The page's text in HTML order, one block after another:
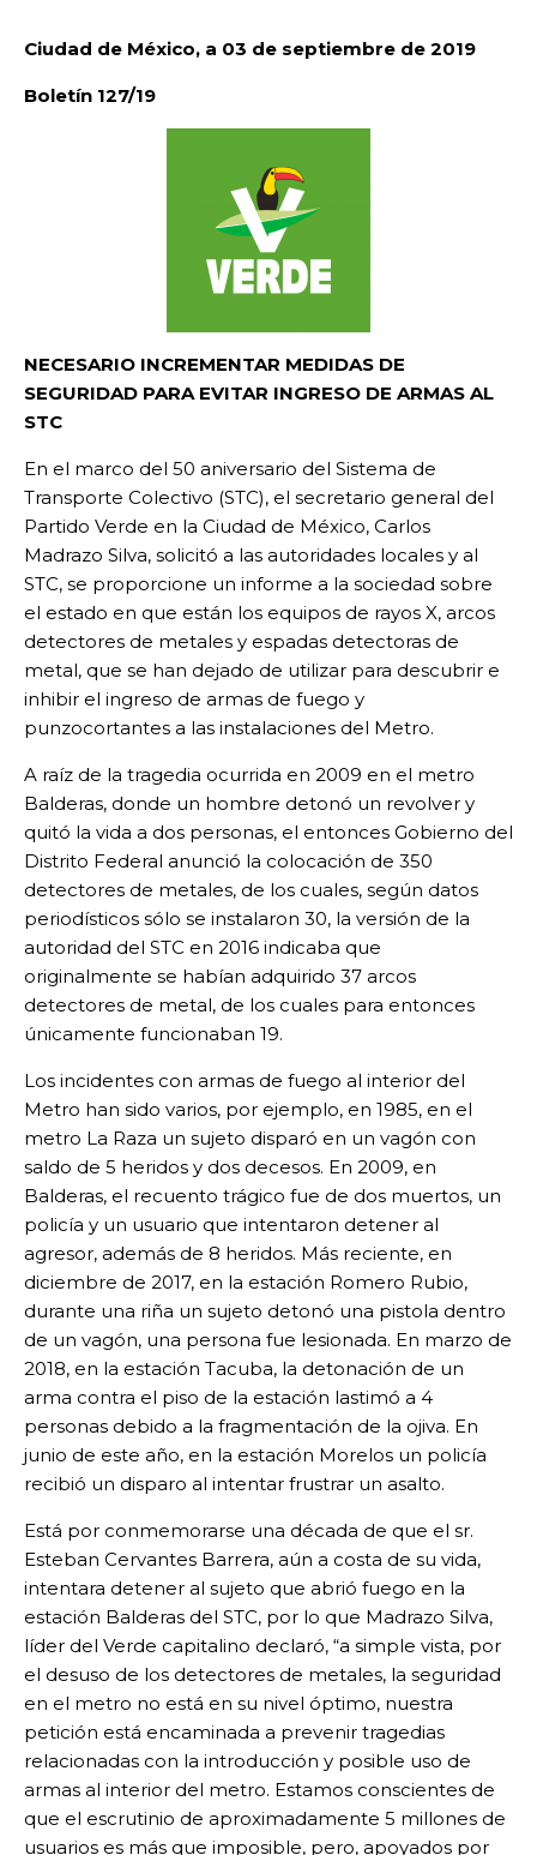
Ciudad de México, a 03 de septiembre de 2019
Boletín 127/19
NECESARIO INCREMENTAR MEDIDAS DE
SEGURIDAD PARA EVITAR INGRESO DE ARMAS AL
STC
En el marco del 50 aniversario del Sistema de
Transporte Colectivo (STC), el secretario general del
Partido Verde en la Ciudad de México, Carlos
Madrazo Silva, solicitó a las autoridades locales y al
STC, se proporcione un informe a la sociedad sobre
el estado en que están los equipos de rayos X, arcos
detectores de metales y espadas detectoras de
metal, que se han dejado de utilizar para descubrir e
inhibir el ingreso de armas de fuego y
punzocortantes a las instalaciones del Metro.
A raíz de la tragedia ocurrida en 2009 en el metro
Balderas, donde un hombre detonó un revolver y
quitó la vida a dos personas, el entonces Gobierno del
Distrito Federal anunció la colocación de 350
detectores de metales, de los cuales, según datos
periodísticos sólo se instalaron 30, la versión de la
autoridad del STC en 2016 indicaba que
originalmente se habían adquirido 37 arcos
detectores de metal, de los cuales para entonces
únicamente funcionaban 19.
Los incidentes con armas de fuego al interior del
Metro han sido varios, por ejemplo, en 1985, en el
metro La Raza un sujeto disparó en un vagón con
saldo de 5 heridos y dos decesos. En 2009, en
Balderas, el recuento trágico fue de dos muertos, un
policía y un usuario que intentaron detener al
agresor, además de 8 heridos. Más reciente, en
diciembre de 2017, en la estación Romero Rubio,
durante una riña un sujeto detonó una pistola dentro
de un vagón, una persona fue lesionada. En marzo de
2018, en la estación Tacuba, la detonación de un
arma contra el piso de la estación lastimó a 4
personas debido a la fragmentación de la ojiva. En
junio de este año, en la estación Morelos un policía
recibió un disparo al intentar frustrar un asalto.
Está por conmemorarse una década de que el sr.
Esteban Cervantes Barrera, aún a costa de su vida,
intentara detener al sujeto que abrió fuego en la
estación Balderas del STC, por lo que Madrazo Silva,
líder del Verde capitalino declaró, “a simple vista, por
el desuso de los detectores de metales, la seguridad
en el metro no está en su nivel óptimo, nuestra
petición está encaminada a prevenir tragedias
relacionadas con la introducción y posible uso de
armas al interior del metro. Estamos conscientes de
que el escrutinio de aproximadamente 5 millones de
usuarios es más que imposible, pero, apoyados por